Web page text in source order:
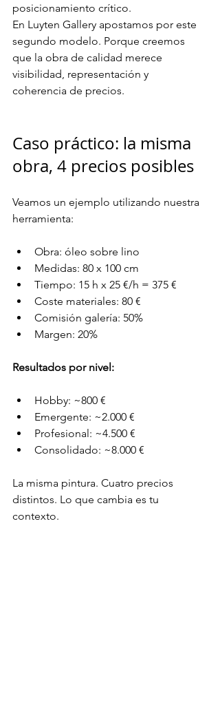
posicionamiento crítico.
En Luyten Gallery apostamos por este
segundo modelo. Porque creemos
que la obra de calidad merece
visibilidad, representación y
coherencia de precios.
Caso práctico: la misma
obra, 4 precios posibles
Veamos un ejemplo utilizando nuestra
herramienta:
Obra: óleo sobre lino
Medidas: 80 x 100 cm
Tiempo: 15 h x 25 €/h = 375 €
Coste materiales: 80 €
Comisión galería: 50%
Margen: 20%
Resultados por nivel:
Hobby: ~800 €
Emergente: ~2.000 €
Profesional: ~4.500 €
Consolidado: ~8.000 €
La misma pintura. Cuatro precios
distintos. Lo que cambia es tu
contexto.